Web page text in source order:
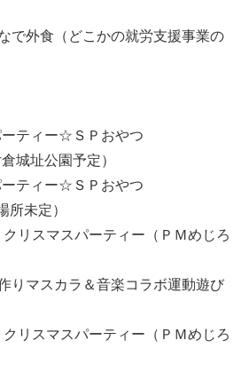
外食（どこかの就労支援事業の
ティー☆ＳＰおやつ
城址公園予定）
ティー☆ＳＰおやつ
未定）
スマスパーティー（ＰＭめじろ
マスカラ＆音楽コラボ運動遊び
スマスパーティー（ＰＭめじろ